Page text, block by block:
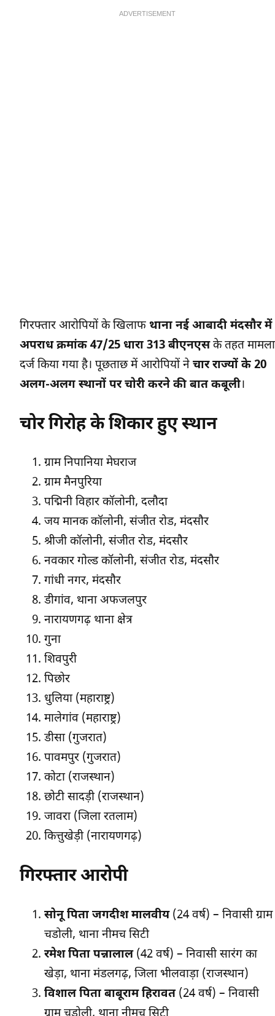
ADVERTISEMENT
गिरफ्तार आरोपियों के खिलाफ थाना नई आबादी मंदसौर में
अपराध क्रमांक 47/25 धारा 313 बीएनएसके तहत मामला
दर्ज किया गया है। पूछताछ में आरोपियों ने चार राज्यों के 20
अलग-अलग स्थानों पर चोरी करने की बात कबूली।
चोर गिरोह के शिकार हुए स्थान
ग्राम निपानिया मेघराज
ग्राम मैनपुरिया
पद्मिनी विहार कॉलोनी, दलौदा
जय मानक कॉलोनी, संजीत रोड, मंदसौर
श्रीजी कॉलोनी, संजीत रोड, मंदसौर
नवकार गोल्ड कॉलोनी, संजीत रोड, मंदसौर
गांधी नगर, मंदसौर
डीगांव, थाना अफजलपुर
नारायणगढ़ थाना क्षेत्र
गुना
शिवपुरी
पिछोर
धुलिया (महाराष्ट्र)
मालेगांव (महाराष्ट्र)
डीसा (गुजरात)
पावमपुर (गुजरात)
कोटा (राजस्थान)
छोटी सादड़ी (राजस्थान)
जावरा (जिला रतलाम)
कित्तुखेड़ी (नारायणगढ़)
गिरफ्तार आरोपी
सोनू पिता जगदीश मालवीय(24 वर्ष) – निवासी ग्राम
चडोली, थाना नीमच सिटी
रमेश पिता पन्नालाल(42 वर्ष) – निवासी सारंग का
खेड़ा, थाना मंडलगढ़, जिला भीलवाड़ा (राजस्थान)
विशाल पिता बाबूराम हिरावत(24 वर्ष) – निवासी